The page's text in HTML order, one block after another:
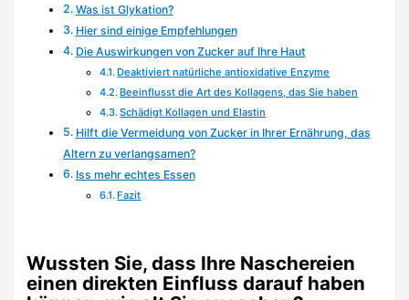
Was ist Glykation?
Hier sind einige Empfehlungen
Die Auswirkungen von Zucker auf Ihre Haut
Deaktiviert natürliche antioxidative Enzyme
Beeinflusst die Art des Kollagens, das Sie haben
Schädigt Kollagen und Elastin
Hilft die Vermeidung von Zucker in Ihrer Ernährung, das
Altern zu verlangsamen?
Iss mehr echtes Essen
Fazit
Wussten Sie, dass Ihre Naschereien
einen direkten Einfluss darauf haben